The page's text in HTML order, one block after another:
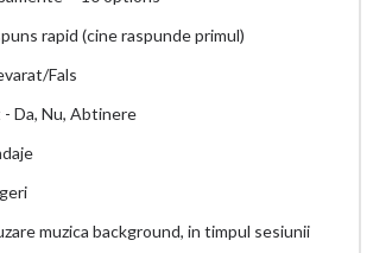
rapid (cine raspunde primul)
Fals
Da, Nu, Abtinere
muzica background, in timpul sesiunii